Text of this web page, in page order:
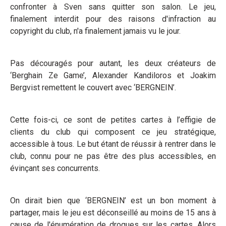
confronter à Sven sans quitter son salon. Le jeu,
finalement interdit pour des raisons d'infraction au
copyright du club, n'a finalement jamais vu le jour.
Pas découragés pour autant, les deux créateurs de
‘Berghain Ze Game’, Alexander Kandiloros et Joakim
Bergvist remettent le couvert avec ‘BERGNEIN’.
Cette fois-ci, ce sont de petites cartes à l’effigie de
clients du club qui composent ce jeu stratégique,
accessible à tous. Le but étant de réussir à rentrer dans le
club, connu pour ne pas être des plus accessibles, en
évinçant ses concurrents.
On dirait bien que ‘BERGNEIN’ est un bon moment à
partager, mais le jeu est déconseillé au moins de 15 ans à